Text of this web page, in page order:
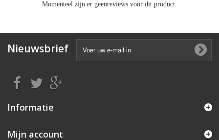
Momenteel zijn er geenreviews voor dit product.
Nieuwsbrief
Informatie
Mijn account